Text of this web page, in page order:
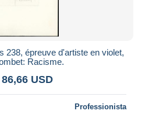
238, épreuve d'artiste en violet,
Racisme.
USD
Professionista